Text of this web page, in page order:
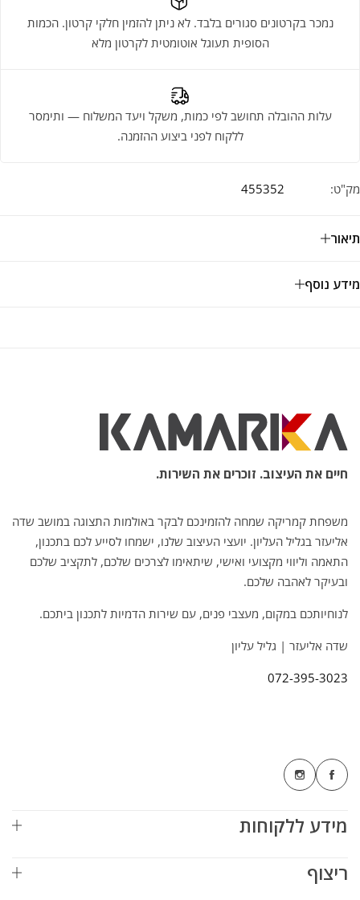
נמכר בקרטונים סגורים בלבד. לא ניתן להזמין חלקי קרטון. הכמות
הסופית תעוגל אוטומטית לקרטון מלא
עלות ההובלה תחושב לפי כמות, משקל ויעד המשלוח — ותימסר
ללקוח לפני ביצוע ההזמנה.
מק"ט: 455352
תיאור
מידע נוסף
חיים את העיצוב. זוכרים את השירות.
משפחת קמריקה שמחה להזמינכם לבקר באולמות התצוגה במושב שדה
אליעזר בגליל העליון. יועצי העיצוב שלנו, ישמחו לסייע לכם בתכנון,
התאמה וליווי מקצועי ואישי, שיתאימו לצרכים שלכם, לתקציב שלכם
ובעיקר לאהבה שלכם.
לנוחיותכם במקום, מעצבי פנים, עם שירות הדמיות לתכנון ביתכם.
שדה אליעזר | גליל עליון
072-395-3023
מידע ללקוחות
ריצוף